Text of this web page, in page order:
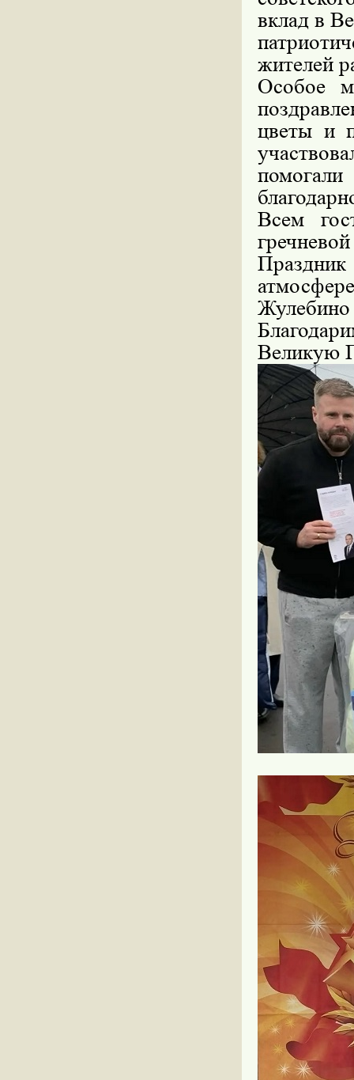
вклад в
жителей
Особое
цветы и
Всем
Жулебино
Великую